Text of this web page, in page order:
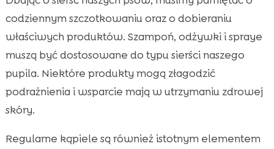
codziennym szczotkowaniu oraz o dobieraniu
właściwych produktów. Szampoń, odżywki i spraye
muszą być dostosowane do typu sierści naszego
pupila. Niektóre produkty mogą złagodzić
podrażnienia i wsparcie mają w utrzymaniu zdrowej
skóry.
Regularne kąpiele są również istotnym elementem